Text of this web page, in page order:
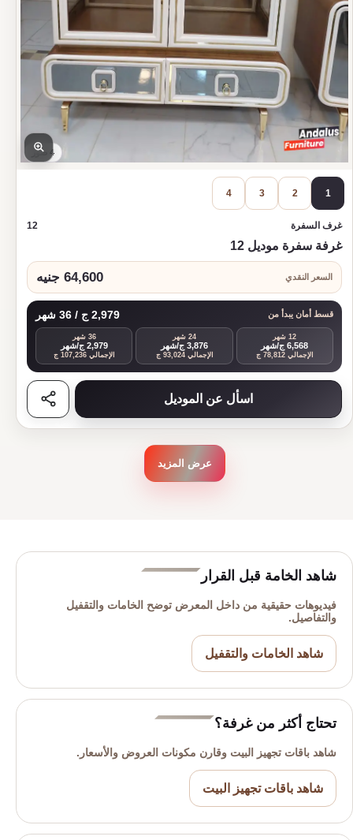
4 صور
1
2
3
4
غرف السفرة 12
غرفة سفرة موديل 12
السعر النقدي 64,600 جنيه
قسط أمان يبدأ من 2,979 ج / 36 شهر
12 شهر
6,568 ج/شهر
الإجمالي 78,812 ج
24 شهر
3,876 ج/شهر
الإجمالي 93,024 ج
36 شهر
2,979 ج/شهر
الإجمالي 107,236 ج
اسأل عن الموديل شارك
عرض المزيد
شاهد الخامة قبل القرار
فيديوهات حقيقية من داخل المعرض توضح الخامات والتقفيل
والتفاصيل.
شاهد الخامات والتقفيل
تحتاج أكثر من غرفة؟
شاهد باقات تجهيز البيت وقارن مكونات العروض والأسعار.
شاهد باقات تجهيز البيت